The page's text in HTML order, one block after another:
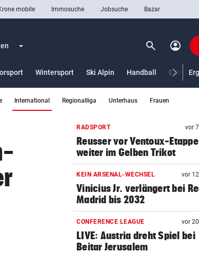
mobile Immosuche Jobsuche Bazar
Menü aufklappen search Suchen
account_circle
Wintersport Ski Alpin Handball
International Regionalliga Unterhaus Frauen
RADSPORT vor
Reusser vor Ventoux-Etappe
weiter im Gelben Trikot
KEIN ARSENAL-WECHSEL vor
Vinicius Jr. verlängert bei
Madrid bis 2032
CONFERENCE LEAGUE vor
LIVE: Austria dreht Spiel bei
Beitar Jerusalem